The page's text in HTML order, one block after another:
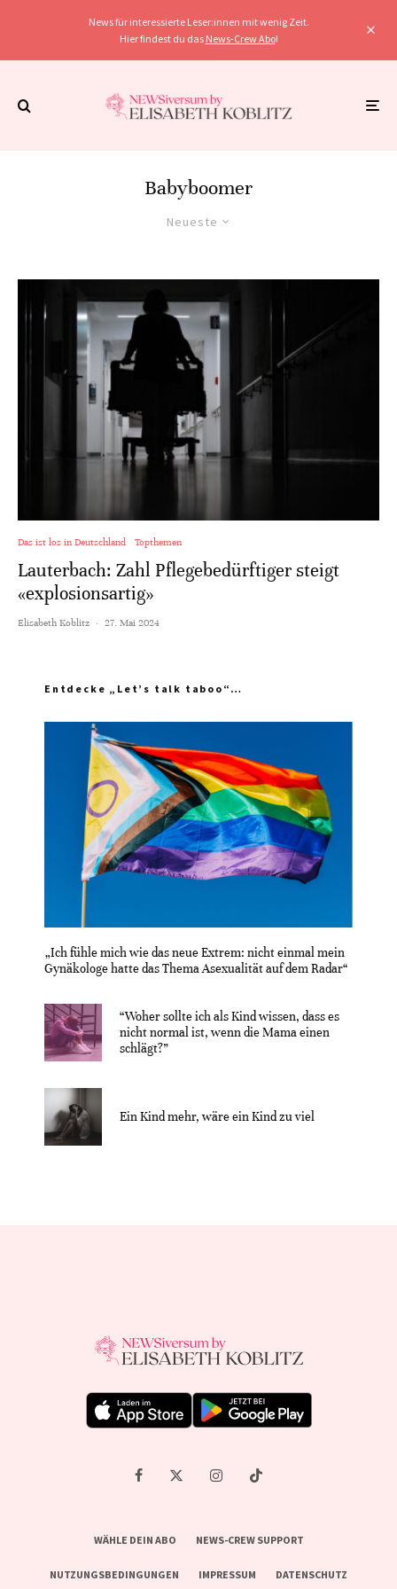
News für interessierte Leser:innen mit wenig Zeit.
Hier findest du das News-Crew Abo!
Babyboomer
Neueste
Das ist los in Deutschland Topthemen
Lauterbach: Zahl Pflegebedürftiger steigt
«explosionsartig»
Elisabeth Koblitz · 27. Mai 2024
Entdecke „Let’s talk taboo“…
„Ich fühle mich wie das neue Extrem: nicht einmal mein
Gynäkologe hatte das Thema Asexualität auf dem Radar“
“Woher sollte ich als Kind wissen, dass es
nicht normal ist, wenn die Mama einen
schlägt?”
Ein Kind mehr, wäre ein Kind zu viel
WÄHLE DEIN ABO NEWS-CREW SUPPORT
NUTZUNGSBEDINGUNGEN IMPRESSUM DATENSCHUTZ